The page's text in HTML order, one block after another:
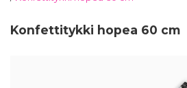
Konfettitykki hopea 60 cm